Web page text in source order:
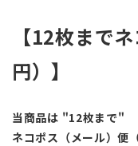
【12枚まで
円）】
当商品は "12枚まで"
ネコポス（メール）便